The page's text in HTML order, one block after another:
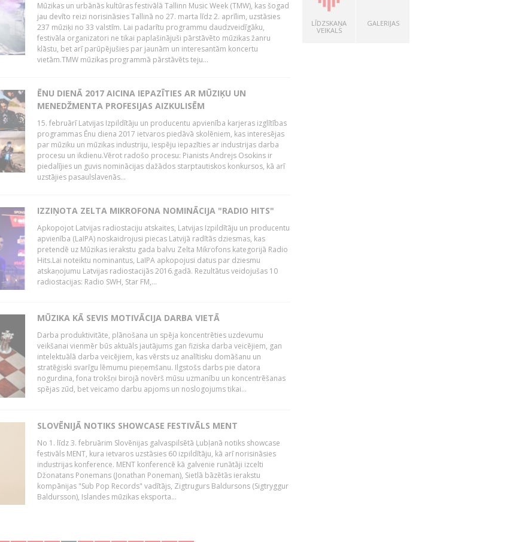
Mūzikas un urbānās kultūras festivālā Tallinn Music Week (TMW), kas šogad
jau devīto reizi norisināsies Tallinā no 27. marta līdz 2. aprīlim, uzstāsies
237 mūziķi no 33 valstīm. Lai padarītu programmu daudzveidīgāku,
festivāla organizatori ne tikai paplašinājuši pārstāvēto mūzikas žanru
klāstu, bet arī parūpējušies par jaunām un interesantām koncertu
vietām.TMW mūzikas programmā pārstāvēts teju...
ĒNU DIENĀ 2017 AICINA IEPAZĪTIES AR MŪZIĶU UN
MENEDŽMENTA PROFESIJAS AIZKULISĒM
15. februārī Latvijas Izpildītāju un producentu apvienība karjeras izglītības
programmas Ēnu diena 2017 ietvaros piedāvā skolēniem, kas interesējas
par mūziku un mūzikas industriju, iespēju iepazīties ar industrijas darba
procesu un ikdienu.Vērot radošo procesu: Pianists Andrejs Osokins ir
piedalījies un guvis nominācijas dažādos starptautiskos konkursos, kā arī
uzstājies pasaulslavenās...
IZZIŅOTA ZELTA MIKROFONA NOMINĀCIJA "RADIO HITS"
Apkopojot Latvijas radiostaciju atskaites, Latvijas Izpildītāju un producentu
apvienība (LaIPA) noskaidrojusi piecas Latvijā radītās dziesmas, kas
pretendē uz Mūzikas ierakstu gada balvu Zelta Mikrofons kategorijā Radio
Hits.Lai noteiktu nominantus, LaIPA apkopojusi datus par dziesmu
atskaņojumu Latvijas radiostacijās 2016.gadā. Rezultātus veidojušas 10
radiostacijas: Radio SWH, Star FM,...
MŪZIKA KĀ SEVIS MOTIVĀCIJA DARBA VIETĀ
Darba produktivitāte, plānošana un spēja koncentrēties uzdevumu
veikšanai vienmēr būs aktuāls jautājums gan fiziska darba veicējiem, gan
intelektuālā darba veicējiem, kas vērsts uz analītisku domāšanu un
stratēģiski svarīgu lēmumu pieņemšanu. Ilgstošs darbs pie datora
nogurdina, fona trokšņi birojā novērš mūsu uzmanību un koncentrēšanas
spējas zūd, bet veicamo darbu apjoms un noslogojums tikai...
SLOVĒNIJĀ NOTIKS SHOWCASE FESTIVĀLS MENT
No 1. līdz 3. februārim Slovēnijas galvaspilsētā Ļubļanā notiks showcase
festivāls MENT, kura ietvaros uzstāsies 60 izpildītāju, kā arī norisināsies
industrijas konference. MENT konferencē kā galvenie runātāji izcelti
Džonatans Ponemans (Jonathan Poneman), Sietlā bāzētās ierakstu
kompānijas "Sub Pop Records" vadītājs, Zigtrugurs Baldursons (Sigtryggur
Baldursson), Islandes mūzikas eksporta...
LĪDZSKAŅA
VEIKALS
GALERIJAS